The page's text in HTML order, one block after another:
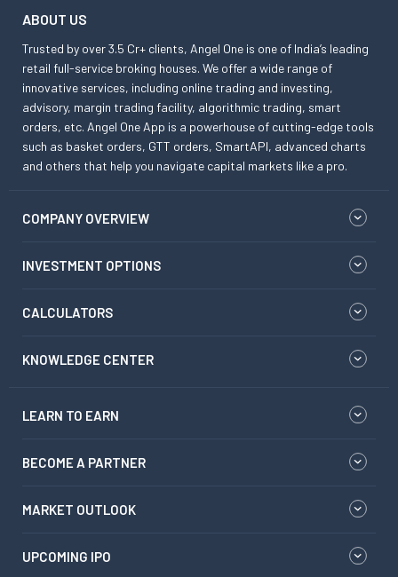
ABOUT US
Trusted by over 3.5 Cr+ clients, Angel One is one of India’s leading
retail full-service broking houses. We offer a wide range of
innovative services, including online trading and investing,
advisory, margin trading facility, algorithmic trading, smart
orders, etc. Angel One App is a powerhouse of cutting-edge tools
such as basket orders, GTT orders, SmartAPI, advanced charts
and others that help you navigate capital markets like a pro.
COMPANY OVERVIEW
INVESTMENT OPTIONS
CALCULATORS
KNOWLEDGE CENTER
LEARN TO EARN
BECOME A PARTNER
MARKET OUTLOOK
UPCOMING IPO